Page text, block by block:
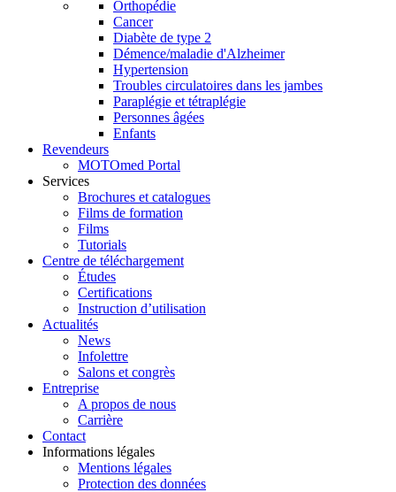
Orthopédie
Cancer
Diabète de type 2
Démence/maladie d'Alzheimer
Hypertension
Troubles circulatoires dans les jambes
Paraplégie et tétraplégie
Personnes âgées
Enfants
Revendeurs
MOTOmed Portal
Services
Brochures et catalogues
Films de formation
Films
Tutorials
Centre de téléchargement
Études
Certifications
Instruction d’utilisation
Actualités
News
Infolettre
Salons et congrès
Entreprise
A propos de nous
Carrière
Contact
Informations légales
Mentions légales
Protection des données